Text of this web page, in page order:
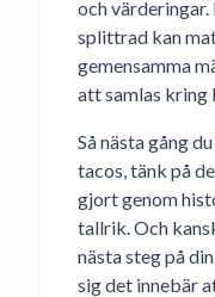
och värderingar.
splittrad kan
gemensamma
att samlas kring
Så nästa gång
tacos, tänk på
gjort genom
tallrik. Och
nästa steg på
sig det innebär